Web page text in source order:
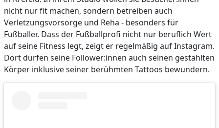
nicht nur fit machen, sondern betreiben auch
Verletzungsvorsorge und Reha - besonders für
Fußballer. Dass der Fußballprofi nicht nur beruflich Wert
auf seine Fitness legt, zeigt er regelmäßig auf Instagram.
Dort dürfen seine Follower:innen auch seinen gestählten
Körper inklusive seiner berühmten Tattoos bewundern.